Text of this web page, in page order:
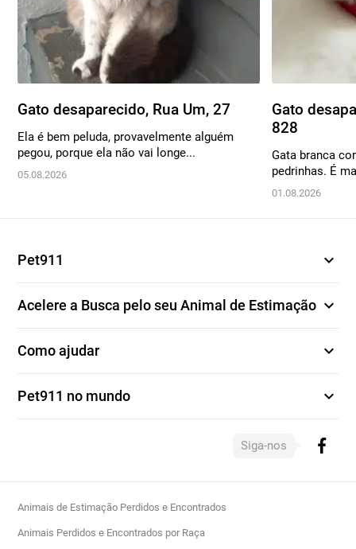
Gato desaparecido, Rua Um, 27
Ela é bem peluda, provavelmente alguém
pegou, porque ela não vai longe...
05.08.2026
Gato
828
Gata branca
pedrinhas. É
01.08.2026
Pet911 expand_more
Acelere a Busca pelo seu Animal de Estimação expand_more
Como ajudar expand_more
Pet911 no mundo expand_more
Siga-nos
Animais de Estimação Perdidos e Encontrados
Animais Perdidos e Encontrados por Raça